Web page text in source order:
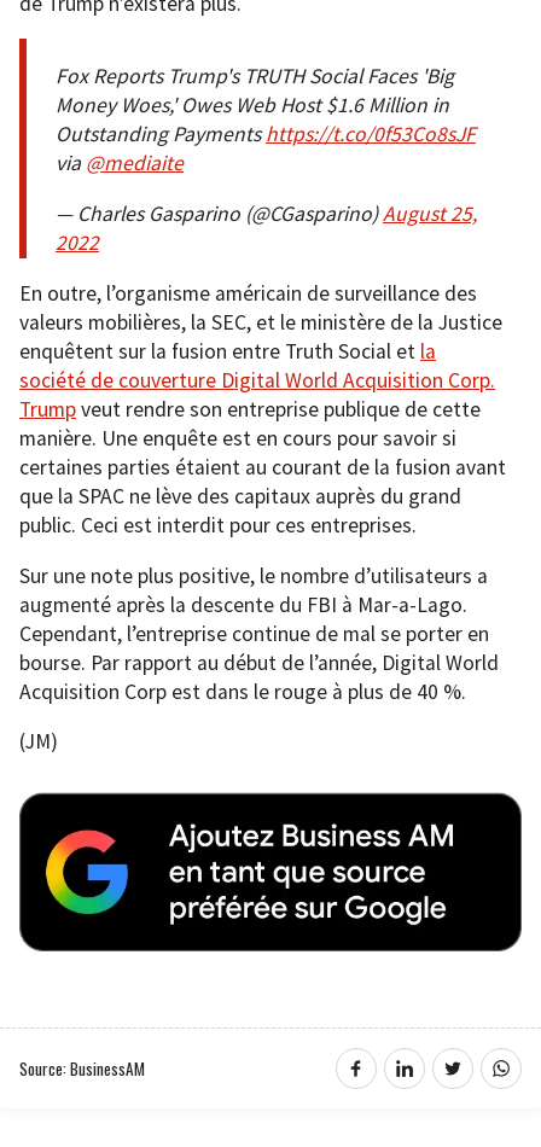
Fox Reports Trump's TRUTH Social Faces 'Big
Money Woes,' Owes Web Host $1.6 Million in
Outstanding Paymentshttps://t.co/0f53Co8sJF
via @mediaite
— Charles Gasparino (@CGasparino)August 25,
2022
En outre, l’organisme américain de surveillance des
valeurs mobilières, la SEC, et le ministère de la Justice
enquêtent sur la fusion entre Truth Social et la
société de couverture Digital World Acquisition Corp.
Trumpveut rendre son entreprise publique de cette
manière. Une enquête est en cours pour savoir si
certaines parties étaient au courant de la fusion avant
que la SPAC ne lève des capitaux auprès du grand
public. Ceci est interdit pour ces entreprises.
Sur une note plus positive, le nombre d’utilisateurs a
augmenté après la descente du FBI à Mar-a-Lago.
Cependant, l’entreprise continue de mal se porter en
bourse. Par rapport au début de l’année, Digital World
Acquisition Corp est dans le rouge à plus de 40 %.
(JM)
Source: BusinessAM